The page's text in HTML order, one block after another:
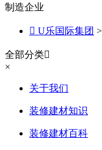
制造企业
 U乐国际集团 >
全部分类
×
关于我们
装修建材知识
装修建材百科